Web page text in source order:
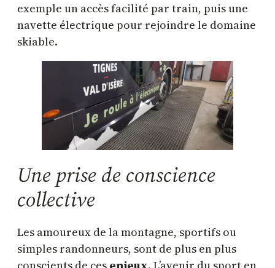
exemple un accès facilité par train, puis une
navette électrique pour rejoindre le domaine
skiable.
Une prise de conscience
collective
Les amoureux de la montagne, sportifs ou
simples randonneurs, sont de plus en plus